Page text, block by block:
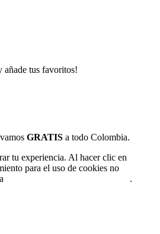
añade tus favoritos!
GRATIS a todo Colombia.
tu experiencia. Al hacer clic en
para el uso de cookies no
.